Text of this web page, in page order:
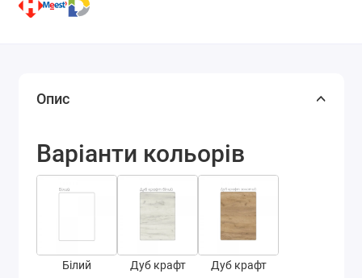
Опис
Варіанти кольорів
Білий
Дуб крафт
Дуб крафт